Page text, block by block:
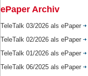
ePaper Archiv
TeleTalk 03/2026 als ePaper
TeleTalk 02/2026 als ePaper
TeleTalk 01/2026 als ePaper
TeleTalk 06/2025 als ePaper